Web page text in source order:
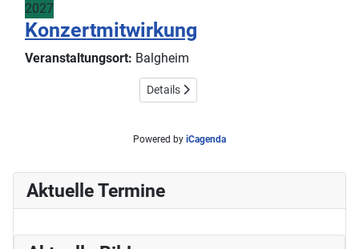
2027
Konzertmitwirkung
Veranstaltungsort: Balgheim
Details
Powered by iCagenda
Aktuelle Termine